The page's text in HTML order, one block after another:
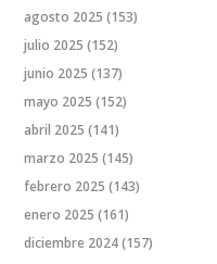
agosto 2025 (153)
julio 2025 (152)
junio 2025 (137)
mayo 2025 (152)
abril 2025 (141)
marzo 2025 (145)
febrero 2025 (143)
enero 2025 (161)
diciembre 2024(157)